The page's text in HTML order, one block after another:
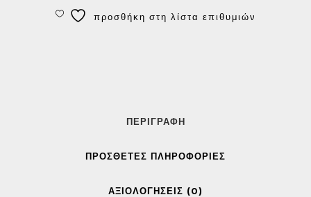
προσθήκη στη λίστα επιθυμιών
ΠΕΡΙΓΡΑΦΉ
ΠΡΌΣΘΕΤΕΣ ΠΛΗΡΟΦΟΡΊΕΣ
ΑΞΙΟΛΟΓΉΣΕΙΣ (0)